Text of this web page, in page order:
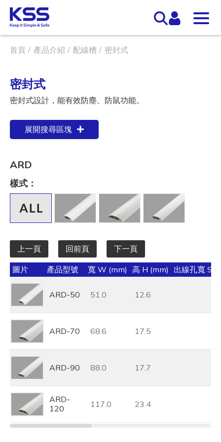
首頁 產品介紹 配線槽 密封式
密封式
密封式設計，能有效防塵、防鼠功能。
展開搜尋區塊
ARD
樣式：
上一頁 回前頁 下一頁
圖片 產品型號 寬 W (mm) 高 H (mm) 出線孔寬 S
ARD-50 51.0 12.6
ARD-70 68.6 17.5
ARD-90 88.0 17.7
ARD-
120
117.0 23.4